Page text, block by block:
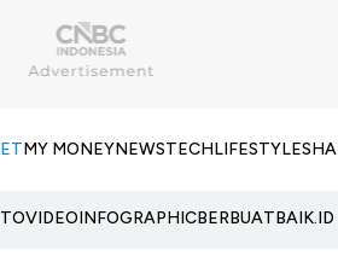
MY MONEYNEWSTECHLIFESTYLE
VIDEOINFOGRAPHICBERBUATBAIK.ID